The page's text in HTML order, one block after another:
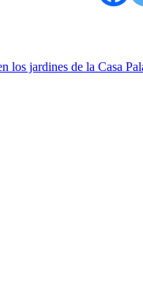
los jardines de la Casa